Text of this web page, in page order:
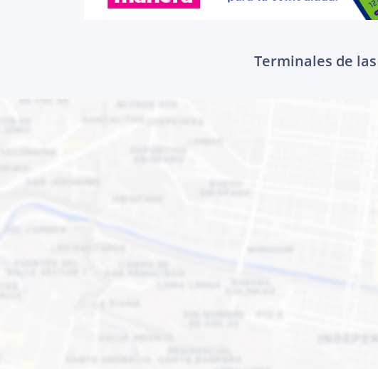
Terminales de